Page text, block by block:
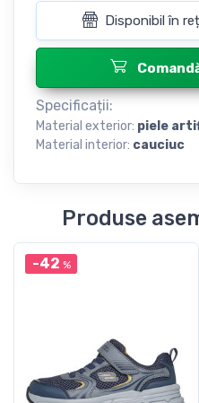
Disponibil în
Specificații:
Material exterior: piele
Material interior: cauciuc
Produse
-42 %